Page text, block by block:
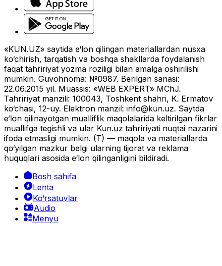
«KUN.UZ» saytida e‘lon qilingan materiallardan nusxa
ko‘chirish, tarqatish va boshqa shakllarda foydalanish
faqat tahririyat yozma roziligi bilan amalga oshirilishi
mumkin. Guvohnoma: №0987. Berilgan sanasi:
22.06.2015 yil. Muassis: «WEB EXPERT» MChJ.
Tahririyat manzili: 100043, Toshkent shahri, K. Ermatov
ko‘chasi, 12-uy. Elektron manzil: info@kun.uz. Saytda
e‘lon qilinayotgan mualliflik maqolalarida keltirilgan fikrlar
muallifga tegishli va ular Kun.uz tahririyati nuqtai nazarini
ifoda etmasligi mumkin. (T) — maqola va materiallarda
qo‘yilgan mazkur belgi ularning tijorat va reklama
huquqlari asosida e‘lon qilinganligini bildiradi.
Bosh sahifa
Lenta
Ko‘rsatuvlar
Audio
Menyu